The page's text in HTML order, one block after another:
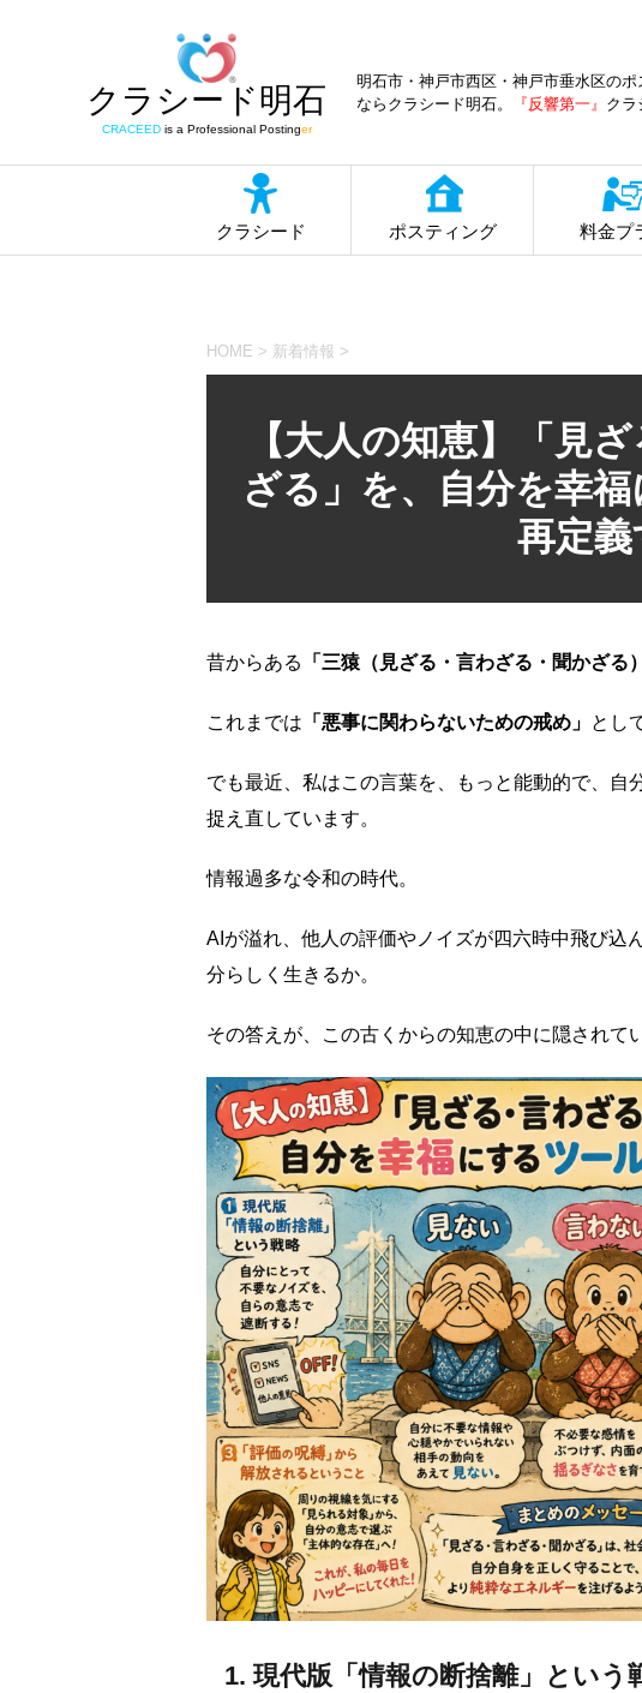
クラシード明石
CRACEEDis a Professional Postinger
明石市・神戸市西区・神戸市垂水区のポ
ならクラシード明石。
『反響第一』 クラ
クラシード ポスティング 料金プ
HOME > 新着情報 >
【大人の知恵】「見
ざる」を、自分を幸
再定義
昔からある 「三猿（見ざる・言わざる・聞かざる
これまでは 「悪事に関わらないための戒め」 とし
でも最近、私はこの言葉を、もっと能動的で、自
捉え直しています。
情報過多な令和の時代。
AIが溢れ、他人の評価やノイズが四六時中飛び込
分らしく生きるか。
その答えが、この古くからの知恵の中に隠されて
1. 現代版「情報の断捨離」という